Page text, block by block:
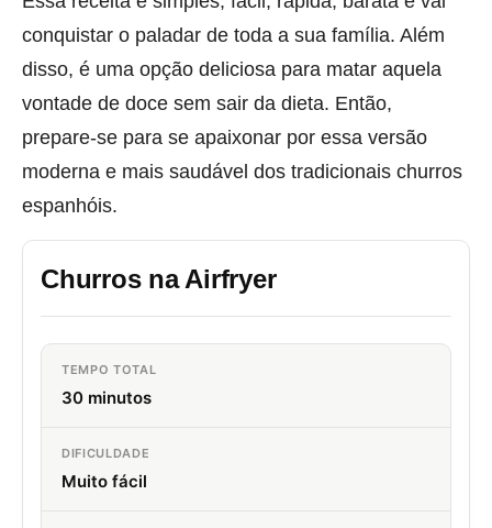
conquistar o paladar de toda a sua família. Além
disso, é uma opção deliciosa para matar aquela
vontade de doce sem sair da dieta. Então,
prepare-se para se apaixonar por essa versão
moderna e mais saudável dos tradicionais churros
espanhóis.
Churros na Airfryer
TEMPO TOTAL
30 minutos
DIFICULDADE
Muito fácil